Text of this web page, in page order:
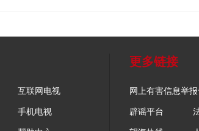
互联网电视
手机电视
更多链接
网上有害信息举报
辟谣平台